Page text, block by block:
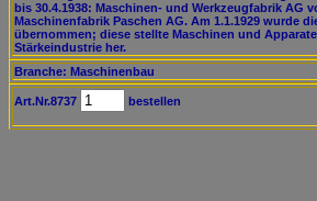
bis 30.4.1938: Maschinen- und Werkzeugfabrik AG
Maschinenfabrik Paschen AG. Am 1.1.1929 wurde
übernommen; diese stellte Maschinen und
Stärkeindustrie her.
Branche: Maschinenbau
Art.Nr.8737 bestellen